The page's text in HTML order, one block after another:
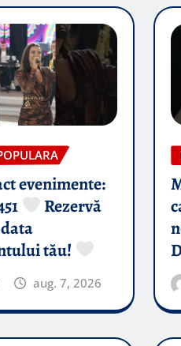
evenimente:
Rezervă
tău!
aug. 7, 2026